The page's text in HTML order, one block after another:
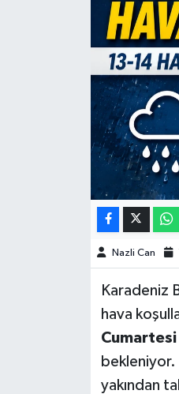
Nazli Can
Karadeniz
hava
Cumartesi
bekleniyor.
yakından